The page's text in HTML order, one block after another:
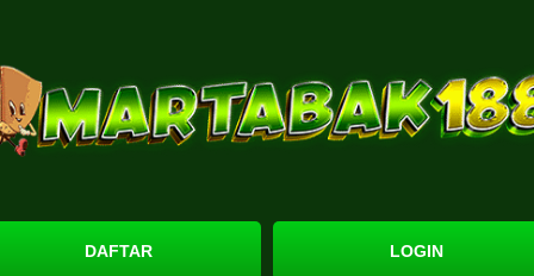
DAFTAR LOGIN